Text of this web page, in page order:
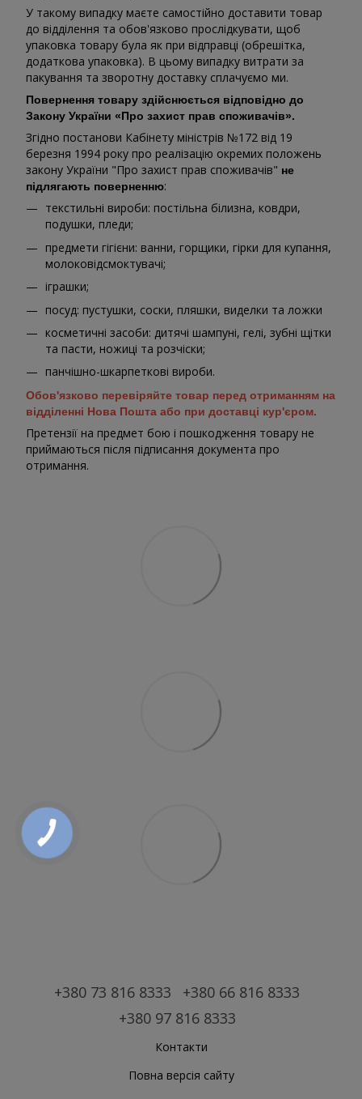
У такому випадку маєте самостійно доставити товар
до відділення та обов'язково прослідкувати, щоб
упаковка товару була як при відправці (обрешітка,
додаткова упаковка). В цьому випадку витрати за
пакування та зворотну доставку сплачуємо ми.
Повернення товару здійснюється відповідно до
Закону України «Про захист прав споживачів».
Згідно постанови Кабінету міністрів №172 від 19
березня 1994 року про реалізацію окремих положень
закону України "Про захист прав споживачів" не
підлягають поверненню:
текстильні вироби: постільна білизна, ковдри,
подушки, пледи;
предмети гігієни: ванни, горщики, гірки для купання,
молоковідсмоктувачі;
іграшки;
посуд: пустушки, соски, пляшки, виделки та ложки
косметичні засоби: дитячі шампуні, гелі, зубні щітки
та пасти, ножиці та розчіски;
панчішно-шкарпеткові вироби.
Обов'язково перевіряйте товар перед отриманням на
відділенні Нова Пошта або при доставці кур'єром.
Претензії на предмет бою і пошкодження товару не
приймаються після підписання документа про
отримання.
+380 73 816 8333
+380 66 816 8333
+380 97 816 8333
Контакти
Повна версія сайту